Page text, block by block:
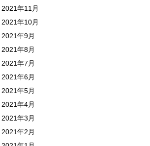
2021年11月
2021年10月
2021年9月
2021年8月
2021年7月
2021年6月
2021年5月
2021年4月
2021年3月
2021年2月